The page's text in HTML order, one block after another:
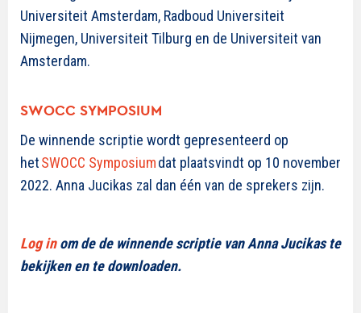
Universiteit Amsterdam, Radboud Universiteit
Nijmegen, Universiteit Tilburg en de Universiteit van
Amsterdam.
SWOCC SYMPOSIUM
De winnende scriptie wordt gepresenteerd op
hetSWOCC Symposiumdat plaatsvindt op 10 november
2022. Anna Jucikas zal dan één van de sprekers zijn.
Log inom de de winnende scriptie van Anna Jucikas te
bekijken en te downloaden.